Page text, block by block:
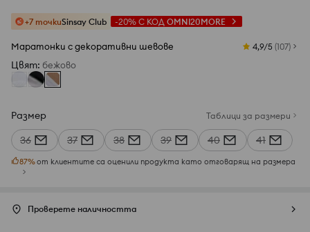
+7 точкиSinsay Club -20% С КОД OMNI20MORE
Маратонки с декоративни шевове 4,9/5 (107)
Цвят: бежово
Размер Таблици за размери
36 37 38 39 40 41
87%от клиентите са оценили продукта като отговарящ на размера
Проверете наличността